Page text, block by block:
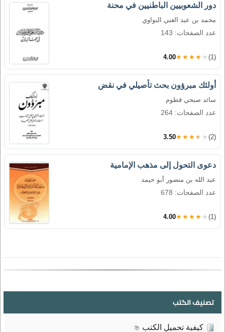
دور الشعوبيين الباطنيين في محنة
محمد بن عبد الغني النواوي
عدد الصفحات: 143
4.00★★★★★ (1)
أولئك مبرؤون بحث تأصيلي في نقض
سائد صبحي قطوم
عدد الصفحات: 264
3.50★★★★★ (2)
دعوى التحول إلى مذهب الإمامية
عبد الله بن منصور أبو حيمد
عدد الصفحات: 678
4.00★★★★★ (1)
تصنيف الكتب
كيفية تحميل الكتب 📚